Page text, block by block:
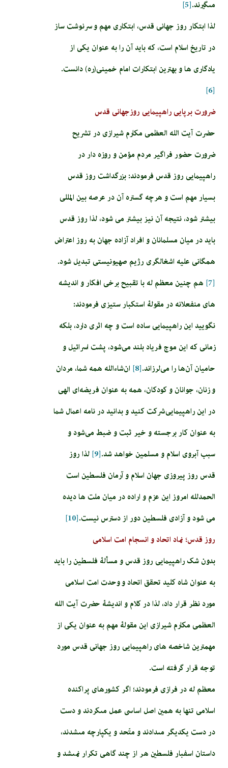
مى‏گيرند.[5]
لذا ابتکار روز جهانی قدس، ابتکاری مهم و سرنوشت ساز
در تاریخ اسلام است، که باید آن را به عنوان یکی از
یادگاری ها و بهترین ابتکارات امام خمینی(ره) دانست.
[6]
ضرورت برپایی راهپیمایی روزجهانی قدس
حضرت آیت الله العظمی مکارم شیرازی در تشریح
ضرورت حضور فراگیر مردم مؤمن و روزه دار در
راهپیمایی روز قدس فرمودند: بزرگداشت روز قدس
بسیار مهم است و هرچه گستره آن در عرصه بین المللی
بیشتر شود، نتیجه آن نیز بیشتر می شود، لذا روز قدس
باید در میان مسلمانان و افراد آزاده جهان به روز اعتراض
همگانی علیه اشغالگری رژیم صهیونیستی تبدیل شود.
[7]
هم چنین معظم له با تقبیح برخی افکار و اندیشه
های منفعلانه در مقولۀ استکبار ستیزی فرمودند:
نگویید این راهپیمایی ساده است و چه اثری دارد، بلکه
زمانی که این موج فریاد بلند می‌شود، پشت اسرائیل و
حامیان آن‌ها را می‌لرزاند.[8]
ان‌شاءالله همه شما، مردان
و زنان، جوانان و کودکان، همه به عنوان فریضه‌ای الهی
در این راهپیمایی شرکت کنید و بدانید در نامه اعمال شما
به عنوان کار برجسته و خیر ثبت و ضبط می‌شود و
سبب آبروی اسلام و مسلمین خواهد شد.[9]
لذا روز
قدس روز پیروزی جهان اسلام و آرمان فلسطین است
الحمدلله امروز این عزم و اراده در میان ملت ها دیده
می شود و آزادی فلسطین دور از دسترس نیست.[10]
روز قدس؛ نماد اتحاد و انسجام امت اسلامی
بدون شک راهپیمایی روز قدس و مسألۀ فلسطین را باید
به عنوان شاه کلید تحقق اتحاد و وحدت امت اسلامی
مورد نظر قرار داد، لذا در کلام و اندیشۀ حضرت آیت الله
العظمی مکارم شیرازی این مقولۀ مهم به عنوان یکی از
مهمترین شاخصه های راهپیمایی روز جهانی قدس مورد
توجه قرار گرفته است.
معظم له در فرازی فرمودند؛ اگر كشورهاى پراكنده
اسلامى تنها به همين اصل اساسى عمل مى‏كردند و دست
در دست يكديگر مى‏دادند و متّحد و يكپارچه مى‏شدند،
داستان اسفبار فلسطين‏ هر از چند گاهى تكرار نمى‏شد و